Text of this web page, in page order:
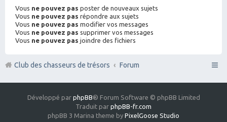
Vous ne pouvez pas poster de nouveaux sujets
Vous ne pouvez pas répondre aux sujets
Vous ne pouvez pas modifier vos messages
Vous ne pouvez pas supprimer vos messages
Vous ne pouvez pas joindre des fichiers
Club des chasseurs de trésors Forum
Développé par phpBB® Forum Software © phpBB Limited
Traduit par phpBB-fr.com
phpBB 3 Marina theme by PixelGoose Studio